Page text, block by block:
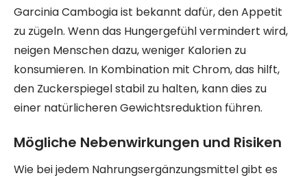
Garcinia Cambogia ist bekannt dafür, den Appetit
zu zügeln. Wenn das Hungergefühl vermindert wird,
neigen Menschen dazu, weniger Kalorien zu
konsumieren. In Kombination mit Chrom, das hilft,
den Zuckerspiegel stabil zu halten, kann dies zu
einer natürlicheren Gewichtsreduktion führen.
Mögliche Nebenwirkungen und Risiken
Wie bei jedem Nahrungsergänzungsmittel gibt es